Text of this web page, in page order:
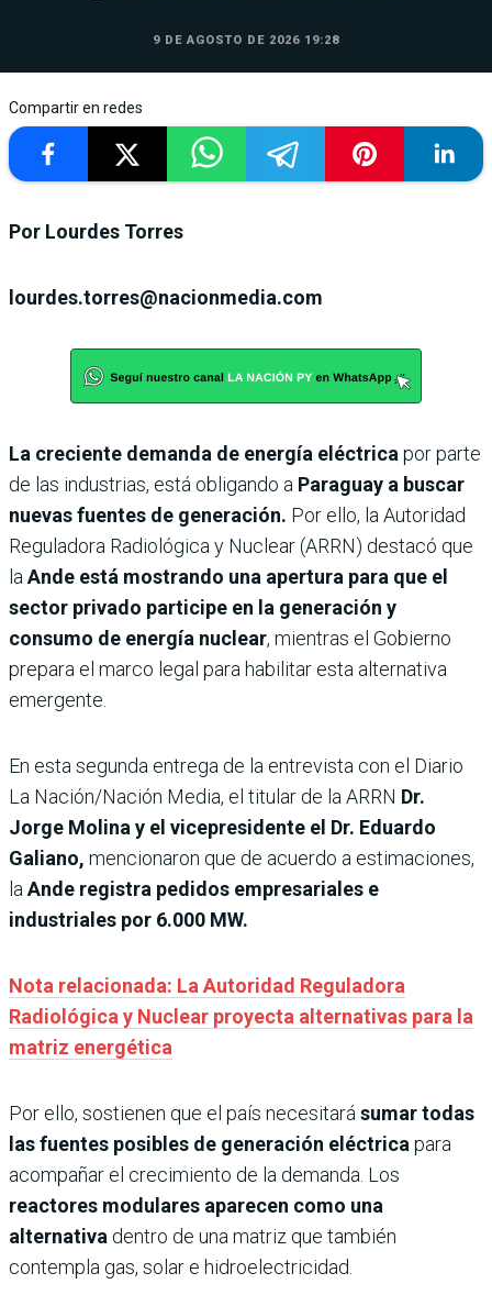
9 DE AGOSTO DE 2026 19:28
Compartir en redes
Por Lourdes Torres
lourdes.torres@nacionmedia.com
La creciente demanda de energía eléctrica por parte
de las industrias, está obligando a Paraguay a buscar
nuevas fuentes de generación. Por ello, la Autoridad
Reguladora Radiológica y Nuclear (ARRN) destacó que
la Ande está mostrando una apertura para que el
sector privado participe en la generación y
consumo de energía nuclear, mientras el Gobierno
prepara el marco legal para habilitar esta alternativa
emergente.
En esta segunda entrega de la entrevista con el Diario
La Nación/Nación Media, el titular de la ARRN Dr.
Jorge Molina y el vicepresidente el Dr. Eduardo
Galiano, mencionaron que de acuerdo a estimaciones,
la Ande registra pedidos empresariales e
industriales por 6.000 MW.
Nota relacionada: La Autoridad Reguladora
Radiológica y Nuclear proyecta alternativas para la
matriz energética
Por ello, sostienen que el país necesitará sumar todas
las fuentes posibles de generación eléctrica para
acompañar el crecimiento de la demanda. Los
reactores modulares aparecen como una
alternativa dentro de una matriz que también
contempla gas, solar e hidroelectricidad.